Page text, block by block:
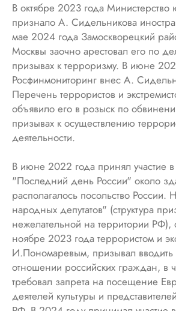
В октябре 2023 года
признало А. Сидельникова
мае 2024 года Замоскворецкий
Москвы заочно арестовал его по
призывах к терроризму. В июне
Росфинмониторинг внес А.
Перечень террористов и
объявило его в розыск по
призывах к осуществлению
деятельности.
В июне 2022 года принял участие
"Последний день России" около
располагалось посольство
народных депутатов" (структура
нежелательной на территории РФ),
ноябре 2023 года террористом и
И.Пономаревым, призывал вводить
отношении российских граждан, в
требовал запрета на посещение
деятелей культуры и